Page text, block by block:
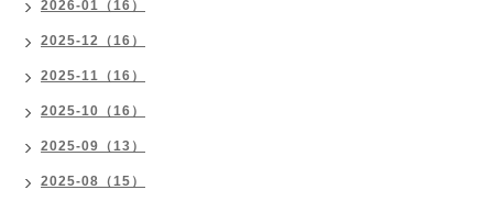
2026-01（16）
2025-12（16）
2025-11（16）
2025-10（16）
2025-09（13）
2025-08（15）